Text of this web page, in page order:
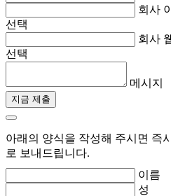
회사
선택
회사
선택
메시지
지금 제출
아래의 양식을 작성해 주시면 즉
로 보내드립니다.
이름
성